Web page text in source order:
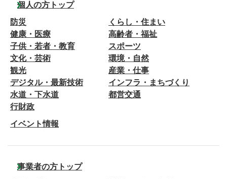
個人の方トップ
防災
くらし・住まい
健康・医療
高齢者・福祉
子供・若者・教育
スポーツ
文化・芸術
環境・自然
観光
産業・仕事
デジタル・最新技術
インフラ・まちづくり
水道・下水道
都営交通
行財政
イベント情報
事業者の方トップ